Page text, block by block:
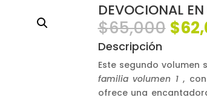
DEVOCIONAL
$65,000 El
era:
$
Descripción
Este segundo volumen
familia volumen 1, con
ofrece una